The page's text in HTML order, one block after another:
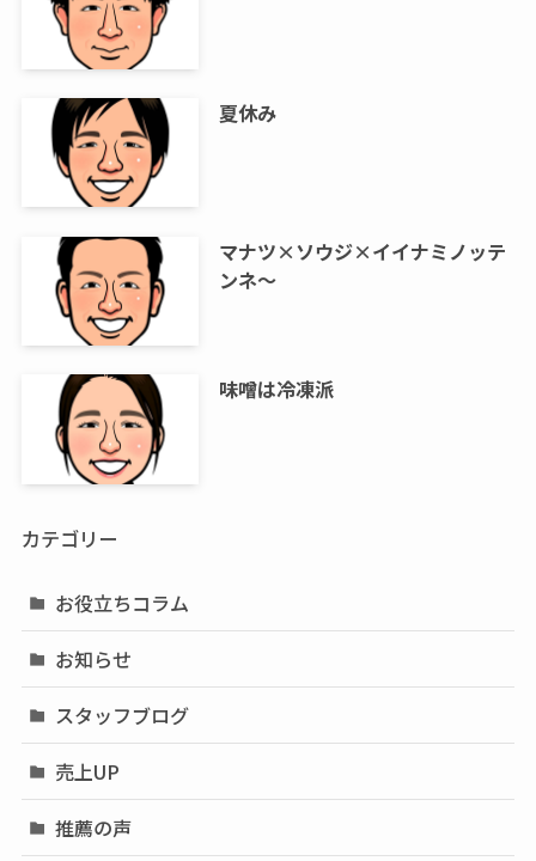
夏休み
マナツ×ソウジ×イイナミノッテ
ンネ～
味噌は冷凍派
カテゴリー
お役立ちコラム
お知らせ
スタッフブログ
売上UP
推薦の声